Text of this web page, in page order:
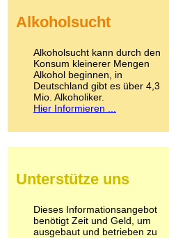
Kokain
LSD
Marihuana
Medikamente
Meskalin
Metamphetamin
Methadon
Pilze
Psychopharmaka
Schlafmittel
Schmerzmittel
Alkoholsucht
Alkoholsucht kann durch den
Konsum kleinerer Mengen
Alkohol beginnen, in
Deutschland gibt es über 4,3
Mio. Alkoholiker.
Hier Informieren ...
Unterstütze uns
Dieses Informationsangebot
benötigt Zeit und Geld, um
ausgebaut und betrieben zu